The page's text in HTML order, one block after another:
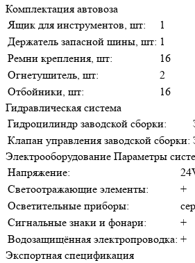
Комплектация автовоза
Ящик для инструментов, шт:
1
Держатель запасной шины, шт: 1
Ремни крепления, шт:
16
Огнетушитель, шт:
2
Отбойники, шт:
16
Гидравлическая система
Гидроцилиндр заводской сборки:
Клапан управления заводской сборки:
Электрооборудование Параметры
Напряжение:
Светоотражающие элементы:
+
Осветительные приборы:
Сигнальные знаки и фонари:
+
Водозащищённая электропроводка: +
Экспортная спецификация